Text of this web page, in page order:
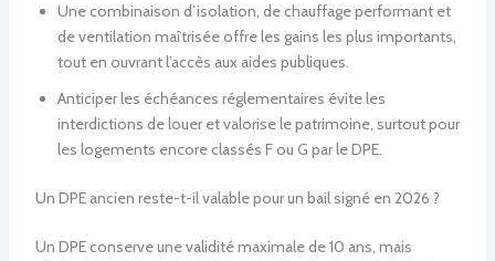
Une combinaison d’isolation, de chauffage performant et
de ventilation maîtrisée offre les gains les plus importants,
tout en ouvrant l’accès aux aides publiques.
Anticiper les échéances réglementaires évite les
interdictions de louer et valorise le patrimoine, surtout pour
les logements encore classés F ou G par le DPE.
Un DPE ancien reste-t-il valable pour un bail signé en 2026 ?
Un DPE conserve une validité maximale de 10 ans, mais